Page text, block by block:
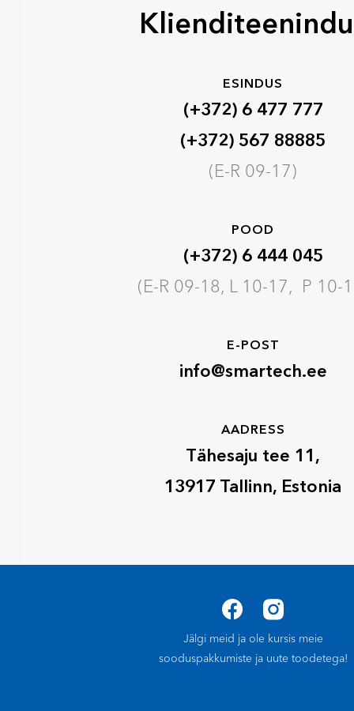
ESINDUS
(+372) 6 477 777
(+372) 567 88885
(E-R 09-17)
POOD
(+372) 6 444 045
(E-R 09-18, L 10-17, P 10-
E-POST
info@smartech.ee
AADRESS
Tähesaju tee 11,
13917 Tallinn, Estonia
Jälgi meid ja ole kursis meie
sooduspakkumiste ja uute toodetega!